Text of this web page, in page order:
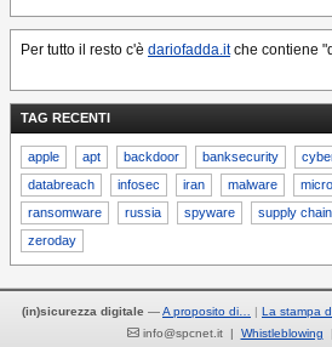
Per tutto il resto c'è dariofadda.itche contiene
TAG RECENTI
apple apt backdoor banksecurity
databreach
infosec iran malware
ransomware
russia spyware supply chain
zeroday
(in)sicurezza digitale —A proposito di… La stampa
info@spcnet.it | Whistleblowing